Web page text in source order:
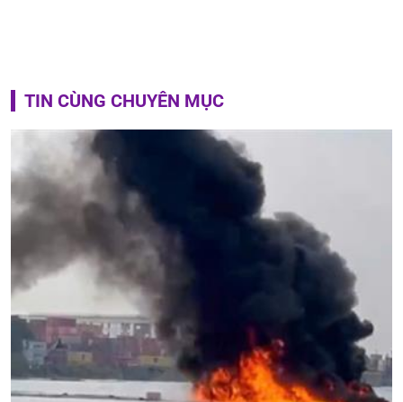
TIN CÙNG CHUYÊN MỤC